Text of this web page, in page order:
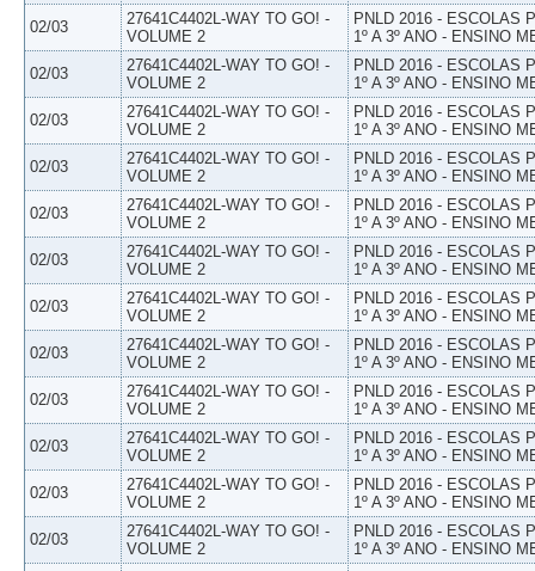
02/03
27641C4402L-WAY TO GO! -
VOLUME 2
PNLD 2016 - ESCOLAS
1º A 3º ANO - ENSINO
02/03
27641C4402L-WAY TO GO! -
VOLUME 2
PNLD 2016 - ESCOLAS
1º A 3º ANO - ENSINO
02/03
27641C4402L-WAY TO GO! -
VOLUME 2
PNLD 2016 - ESCOLAS
1º A 3º ANO - ENSINO
02/03
27641C4402L-WAY TO GO! -
VOLUME 2
PNLD 2016 - ESCOLAS
1º A 3º ANO - ENSINO
02/03
27641C4402L-WAY TO GO! -
VOLUME 2
PNLD 2016 - ESCOLAS
1º A 3º ANO - ENSINO
02/03
27641C4402L-WAY TO GO! -
VOLUME 2
PNLD 2016 - ESCOLAS
1º A 3º ANO - ENSINO
02/03
27641C4402L-WAY TO GO! -
VOLUME 2
PNLD 2016 - ESCOLAS
1º A 3º ANO - ENSINO
02/03
27641C4402L-WAY TO GO! -
VOLUME 2
PNLD 2016 - ESCOLAS
1º A 3º ANO - ENSINO
02/03
27641C4402L-WAY TO GO! -
VOLUME 2
PNLD 2016 - ESCOLAS
1º A 3º ANO - ENSINO
02/03
27641C4402L-WAY TO GO! -
VOLUME 2
PNLD 2016 - ESCOLAS
1º A 3º ANO - ENSINO
02/03
27641C4402L-WAY TO GO! -
VOLUME 2
PNLD 2016 - ESCOLAS
1º A 3º ANO - ENSINO
02/03
27641C4402L-WAY TO GO! -
VOLUME 2
PNLD 2016 - ESCOLAS
1º A 3º ANO - ENSINO